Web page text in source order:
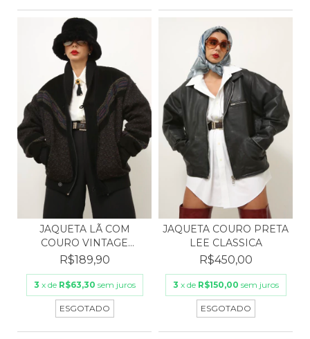
JAQUETA LÃ COM
COURO VINTAGE
PASSAPORT
R$189,90
3 x de R$63,30 sem juros
ESGOTADO
JAQUETA COURO PRETA
LEE CLASSICA
R$450,00
3 x de R$150,00 sem juros
ESGOTADO